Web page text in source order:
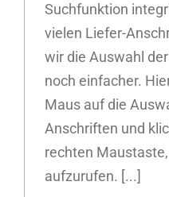
Suchfunktion
vielen Liefer-
wir die Auswahl
noch einfacher.
Maus auf die
Anschriften und
rechten
aufzurufen. [...]